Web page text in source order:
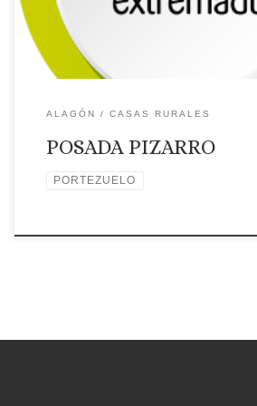
🗺Ubicación
ALAGÓN CASAS RURALES
POSADA PIZARRO
PORTEZUELO